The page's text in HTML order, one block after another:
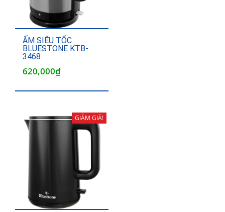
ẤM SIÊU TỐC
BLUESTONE KTB-
3468
620,000₫
GIẢM GIÁ!